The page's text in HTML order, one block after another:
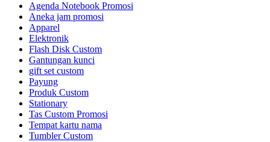
Agenda Notebook Promosi
Aneka jam promosi
Apparel
Elektronik
Flash Disk Custom
Gantungan kunci
gift set custom
Payung
Produk Custom
Stationary
Tas Custom Promosi
Tempat kartu nama
Tumbler Custom